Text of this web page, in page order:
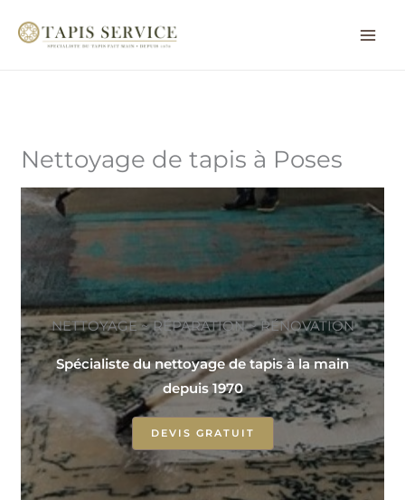
Nettoyage de tapis à Poses
NETTOYAGE ~ RÉPARATION ~ RÉNOVATION
Spécialiste du nettoyage de tapis à la main
depuis 1970
DEVIS GRATUIT